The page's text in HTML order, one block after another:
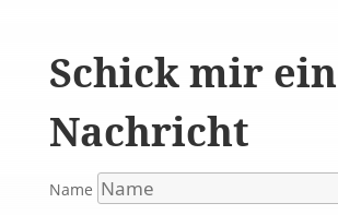
Schick mir
Nachricht
Name